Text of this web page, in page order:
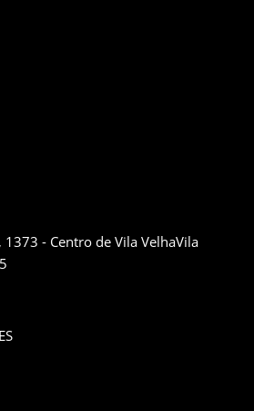
- Centro de Vila VelhaVila